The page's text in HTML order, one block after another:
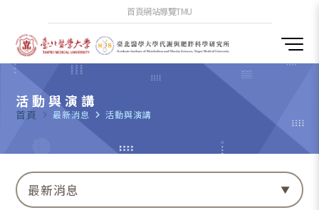
首頁網站導覽TMU
活動與演講
首頁 navigate_next 最新消息 navigate_next 活動與演講
最新消息